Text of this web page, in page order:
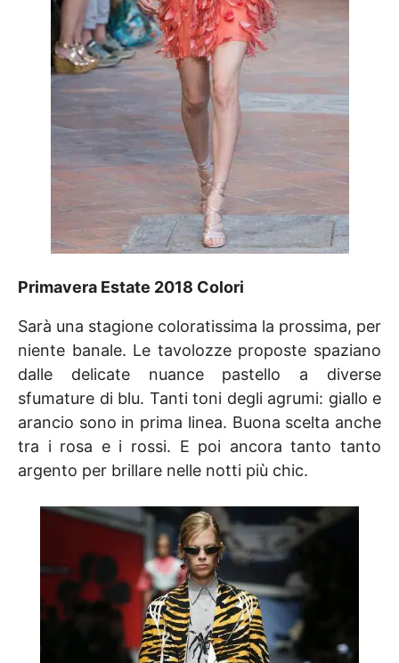
Primavera Estate 2018 Colori
Sarà una stagione coloratissima la prossima, per
niente banale. Le tavolozze proposte spaziano
dalle delicate nuance pastello a diverse
sfumature di blu. Tanti toni degli agrumi: giallo e
arancio sono in prima linea. Buona scelta anche
tra i rosa e i rossi. E poi ancora tanto tanto
argento per brillare nelle notti più chic.